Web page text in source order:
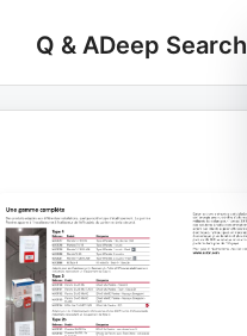
Q & ADeep Search